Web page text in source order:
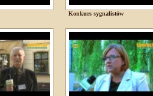
Konkurs sygnalistów